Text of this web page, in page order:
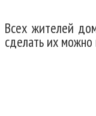
Всех жителей
сделать их